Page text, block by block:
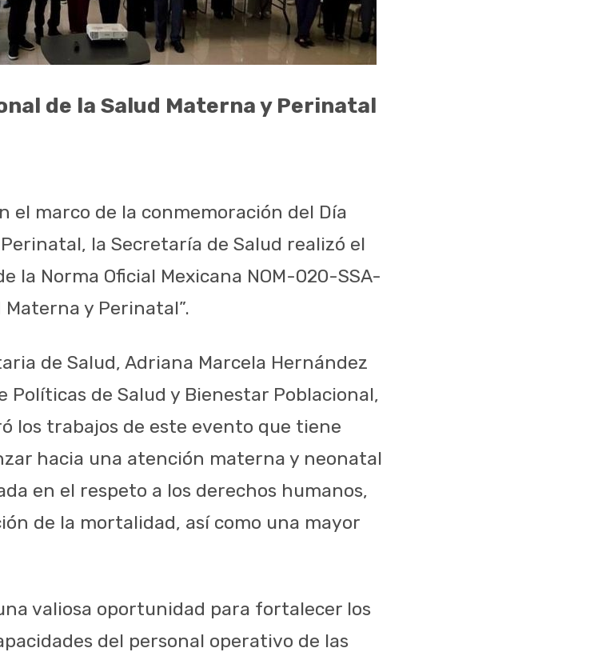
de la Salud Materna y Perinatal
el marco de la conmemoración del Día
la Secretaría de Salud realizó el
la Norma Oficial Mexicana NOM-020-SSA-
Materna y Perinatal”.
de Salud, Adriana Marcela Hernández
Políticas de Salud y Bienestar Poblacional,
los trabajos de este evento que tiene
hacia una atención materna y neonatal
en el respeto a los derechos humanos,
de la mortalidad, así como una mayor
valiosa oportunidad para fortalecer los
del personal operativo de las